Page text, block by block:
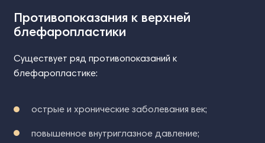
Противопоказания к верхней
блефаропластики
Существует ряд противопоказаний к
блефаропластике:
острые и хронические заболевания век;
повышенное внутриглазное давление;